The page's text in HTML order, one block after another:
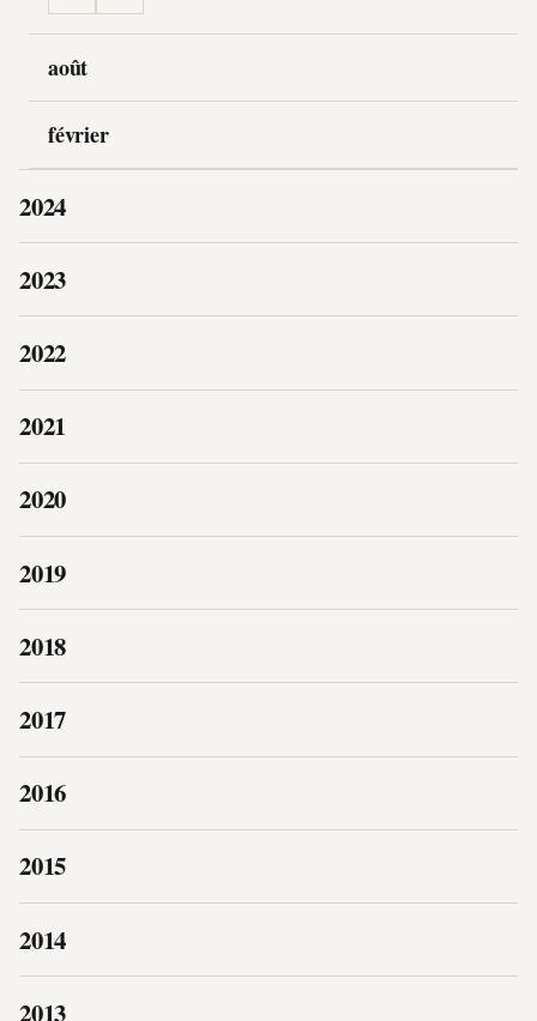
août
février
2024
2023
2022
2021
2020
2019
2018
2017
2016
2015
2014
2013